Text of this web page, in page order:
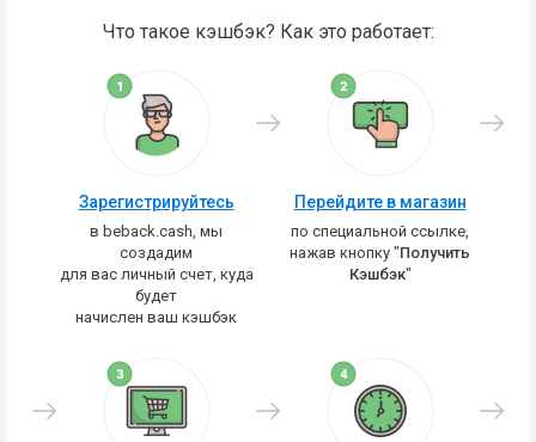
Что такое кэшбэк? Как это работает:
Зарегистрируйтесь
в beback.cash, мы
создадим
для вас личный счет, куда
будет
начислен ваш кэшбэк
Перейдите в магазин
по специальной ссылке,
нажав кнопку "Получить
Кэшбэк"